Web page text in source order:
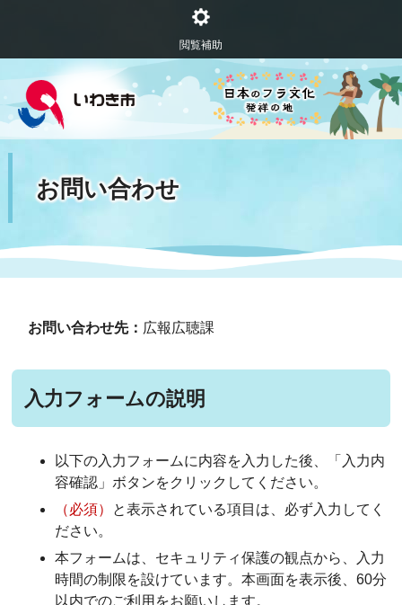
閲覧補助
お問い合わせ
お問い合わせ先： 広報広聴課
入力フォームの説明
以下の入力フォームに内容を入力した後、「入力内
容確認」ボタンをクリックしてください。
（必須） と表示されている項目は、必ず入力してく
ださい。
本フォームは、セキュリティ保護の観点から、入力
時間の制限を設けています。本画面を表示後、60分
以内でのご利用をお願いします。